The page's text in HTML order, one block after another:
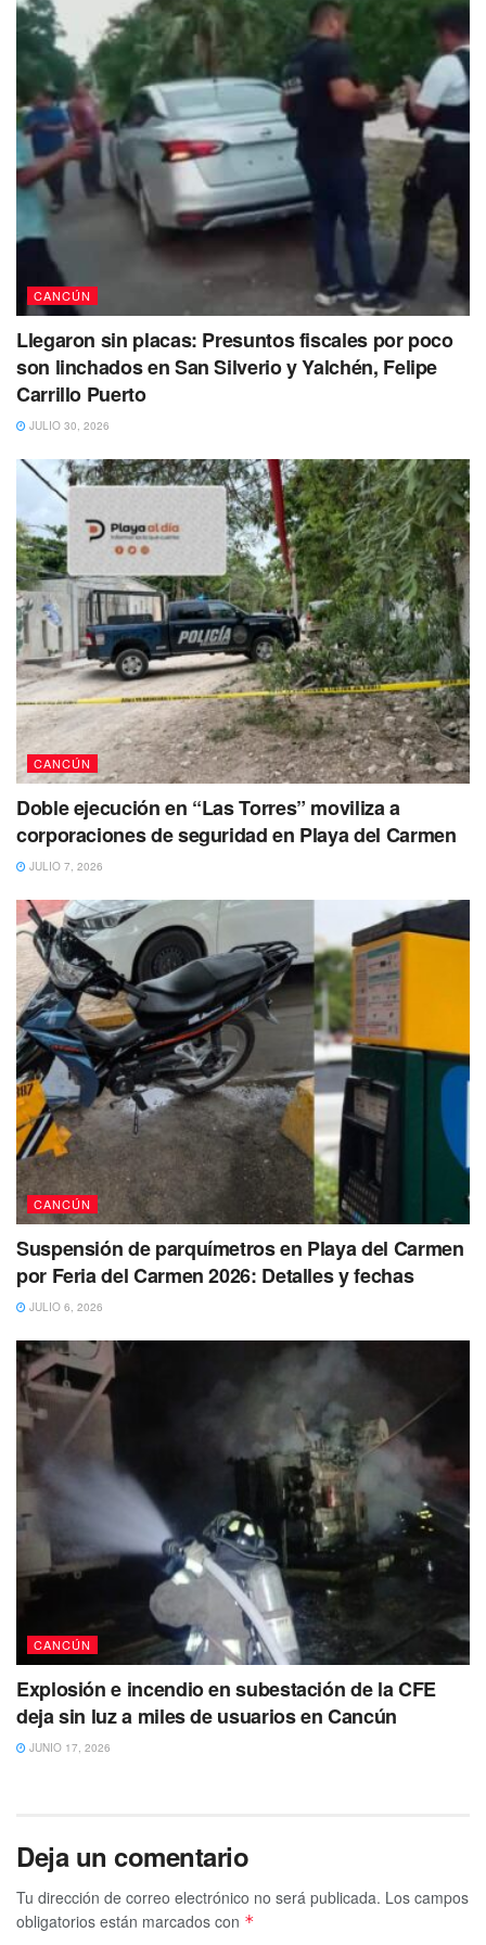
CANCÚN
Llegaron sin placas: Presuntos fiscales por poco
son linchados en San Silverio y Yalchén, Felipe
Carrillo Puerto
JULIO 30, 2026
CANCÚN
Doble ejecución en “Las Torres” moviliza a
corporaciones de seguridad en Playa del Carmen
JULIO 7, 2026
CANCÚN
Suspensión de parquímetros en Playa del Carmen
por Feria del Carmen 2026: Detalles y fechas
JULIO 6, 2026
CANCÚN
Explosión e incendio en subestación de la CFE
deja sin luz a miles de usuarios en Cancún
JUNIO 17, 2026
Deja un comentario
Tu dirección de correo electrónico no será publicada. Los campos
obligatorios están marcados con *